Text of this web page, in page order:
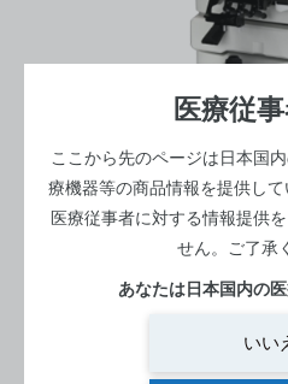
医療従
ここから先のページは日本国
療機器等の商品情報を提供して
医療従事者に対する情報提供
せん。ご了承
あなたは日本国内の
いい
オートレンズメー